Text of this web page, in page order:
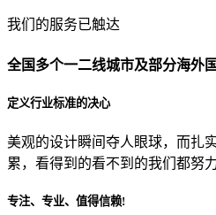
贵公司预算范围是？
贵公司的团队规模是？
目前主要的营销渠道是？
我们的服务已触达
全国多个一二线城市及部分海外
定义行业标准的决心
美观的设计瞬间夺人眼球，而扎
累，看得到的看不到的我们都努
专注、专业、值得信赖!